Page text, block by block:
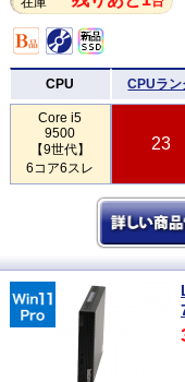
CPU CPUラン
Core i5
9500
【9世代】
6コア6スレ
23